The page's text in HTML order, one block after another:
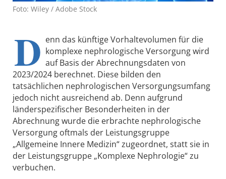
Foto: Wiley / Adobe Stock
D enn das künftige Vorhaltevolumen für die
komplexe nephrologische Versorgung wird
auf Basis der Abrechnungsdaten von
2023/2024 berechnet. Diese bilden den
tatsächlichen nephrologischen Versorgungsumfang
jedoch nicht ausreichend ab. Denn aufgrund
länderspezifischer Besonderheiten in der
Abrechnung wurde die erbrachte nephrologische
Versorgung oftmals der Leistungsgruppe
„Allgemeine Innere Medizin“ zugeordnet, statt sie in
der Leistungsgruppe „Komplexe Nephrologie“ zu
verbuchen.